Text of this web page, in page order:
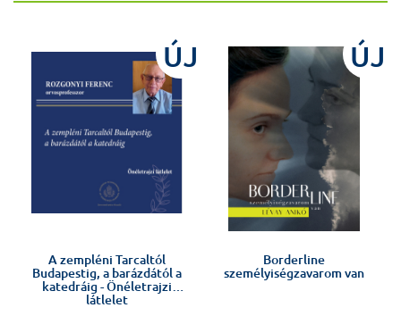
ÚJ
A zempléni Tarcaltól
Budapestig, a barázdától a
katedráig - Önéletrajzi
látlelet
ÚJ
Borderline
személyiségzavarom van